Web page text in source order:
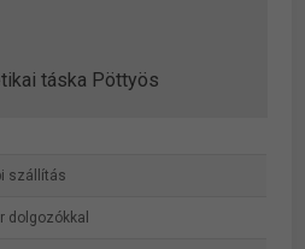
táska Pöttyös
szállítás
dolgozókkal